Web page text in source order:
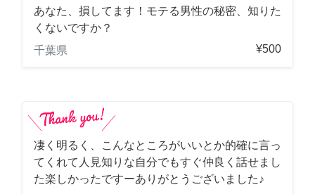
あなた、損してます！モテる男性の秘密、知りた
くないですか？
千葉県
¥500
凄く明るく、こんなところがいいとか的確に言っ
てくれて人見知りな自分でもすぐ仲良く話せまし
た楽しかったですーありがとうございました♪